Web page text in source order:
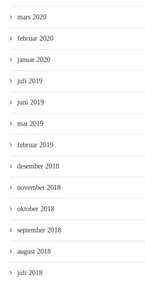
mars 2020
februar 2020
januar 2020
juli 2019
juni 2019
mai 2019
februar 2019
desember 2018
november 2018
oktober 2018
september 2018
august 2018
juli 2018